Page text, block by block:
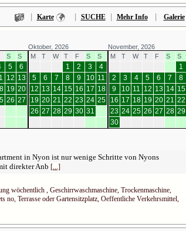
| Karte | SUCHE| Mehr Info| Galerie
Oktober, 2026
November, 2026
S S
5
6
12 13
19 20
26 27
M T W T F S S
1 2 3
4
5
6 7 8 9 10 11
12 13 14 15 16 17 18
19 20 21 22 23 24 25
26 27 28 29 30 31
M T W T F S S
1
2
3 4 5 6 7
8
9
10 11 12 13 14 15
16 17 18 19 20 21 22
23 24 25 26 27 28 29
30
in Nyon ist nur wenige Schritte von Nyons
direkter Anb [...]
wöchentlich , Geschirrwaschmaschine, Trockenmaschine,
no, Terrasse oder Gartensitzplatz, Oeffentliche Verkehrsmittel,